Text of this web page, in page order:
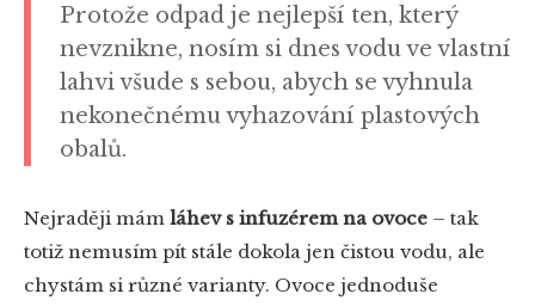
Protože odpad je nejlepší ten, který
nevznikne, nosím si dnes vodu ve vlastní
lahvi všude s sebou, abych se vyhnula
nekonečnému vyhazování plastových
obalů.
Nejraději mám láhev s infuzérem na ovoce – tak
totiž nemusím pít stále dokola jen čistou vodu, ale
chystám si různé varianty. Ovoce jednoduše